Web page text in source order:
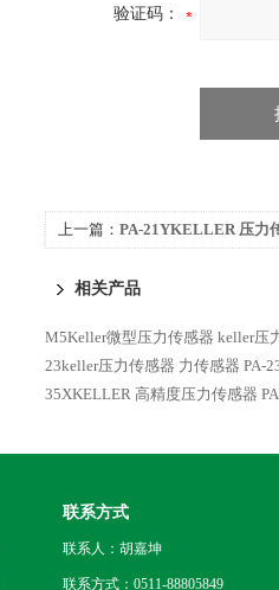
验证码：
上一篇： PA-21YKELLER 压力
相关产品
M5Keller微型压力传感器 keller压
23keller压力传感器 力传感器 PA-
35XKELLER 高精度压力传感器
联系方式
联系人：胡嘉坤
联系方式：0511-88805849